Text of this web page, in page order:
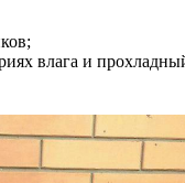
влага и